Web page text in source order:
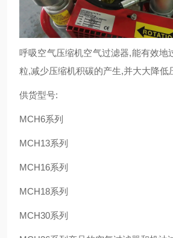
呼吸空气压缩机空气过滤器,能有效地
粒,减少压缩机积碳的产生,并大大降低
供货型号:
MCH6系列
MCH13系列
MCH16系列
MCH18系列
MCH30系列